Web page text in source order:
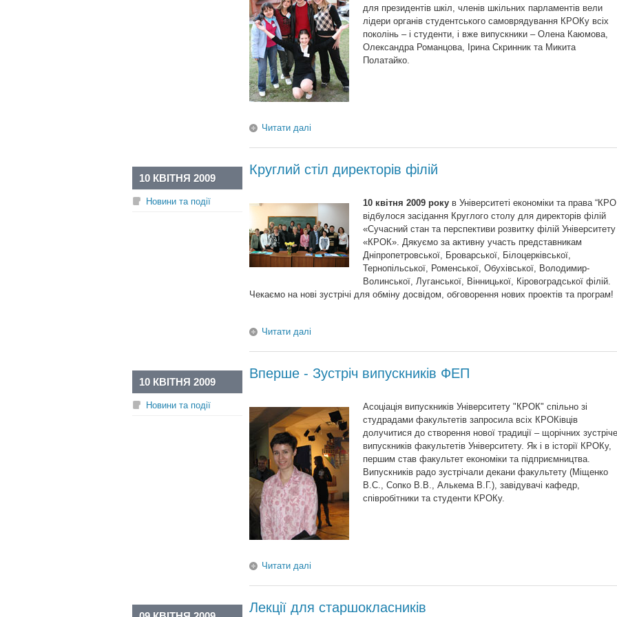
для президентів шкіл, членів шкільних парламентів вели
лідери органів студентського самоврядування КРОКу всіх
поколінь – і студенти, і вже випускники – Олена Каюмова,
Олександра Романцова, Ірина Скринник та Микита
Полатайко.
Читати далі
Круглий стіл директорів філій
10 КВІТНЯ 2009
Новини та події 10 квітня 2009 року в Університеті економіки та права
відбулося засідання Круглого столу для директорів філій
«Сучасний стан та перспективи розвитку філій Університету
«КРОК». Дякуємо за активну участь представникам
Дніпропетровської, Броварської, Білоцерківської,
Тернопільської, Роменської, Обухівської, Володимир-
Волинської, Луганської, Вінницької, Кіровоградської філій.
Чекаємо на нові зустрічі для обміну досвідом, обговорення нових проектів та програм!
Читати далі
Вперше - Зустріч випускників ФЕП
10 КВІТНЯ 2009
Новини та події
Асоціація випускників Університету "КРОК" спільно зі
студрадами факультетів запросила всіх КРОКівців
долучитися до створення нової традиції – щорічних
випускників факультетів Університету. Як і в історії КРОКу,
першим став факультет економіки та підприємництва.
Випускників радо зустрічали декани факультету (Міщенко
В.С., Сопко В.В., Алькема В.Г.), завідувачі кафедр,
співробітники та студенти КРОКу.
Читати далі
Лекції для старшокласників